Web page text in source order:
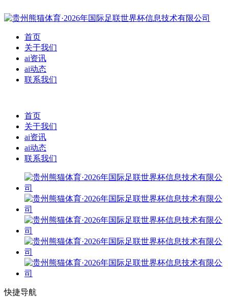
首页
关于我们
ai资讯
ai动态
联系我们
首页
关于我们
ai资讯
ai动态
联系我们
快捷导航